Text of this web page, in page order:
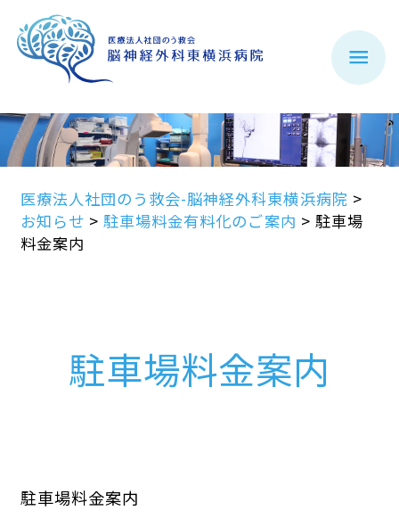
医療法人社団のう救会-脳神経外科東横浜病院 >
お知らせ >駐車場料金有料化のご案内 > 駐車場
料金案内
駐車場料金案内
駐車場料金案内